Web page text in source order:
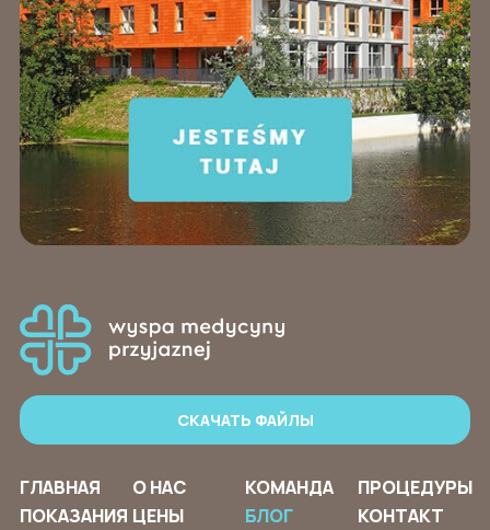
СКАЧАТЬ ФАЙЛЫ
ГЛАВНАЯ О НАС КОМАНДА
ПРОЦЕДУРЫ
ПОКАЗАНИЯ ЦЕНЫ БЛОГ КОНТАКТ